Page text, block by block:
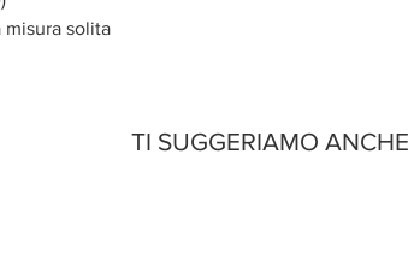
misura solita
TI SUGGERIAMO ANCHE